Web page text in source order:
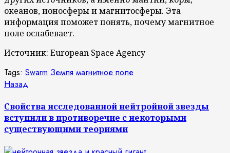
океанов, ионосферы и магнитосферы. Эта
информация поможет понять, почему магнитное
поле ослабевает.
Источник: European Space Agency
Tags: Swarm Земля магнитное поле
Продолжить
чтение
Назад
Свойства исследованной нейтройной звезды
вступили в противоречие с некоторыми
существующими теориями